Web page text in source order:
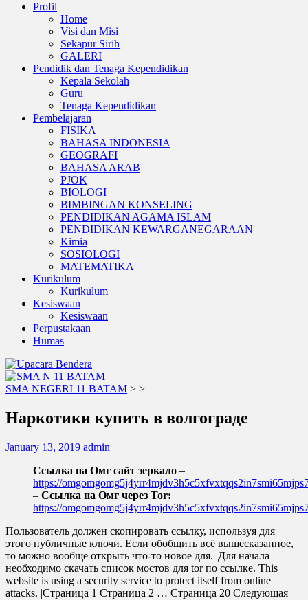
Profil
Home
Visi dan Misi
Sekapur Sirih
GALERI
Pendidik dan Tenaga Kependidikan
Kepala Sekolah
Guru
Tenaga Kependidikan
Pembelajaran
FISIKA
BAHASA INDONESIA
GEOGRAFI
BAHASA ARAB
PJOK
BIOLOGI
BIMBINGAN KONSELING
PENDIDIKAN AGAMA ISLAM
PENDIDIKAN KEWARGANEGARAAN
Kimia
SOSIOLOGI
MATEMATIKA
Kurikulum
Kurikulum
Kesiswaan
Kesiswaan
Perpustakaan
Humas
SMA NEGERI 11 BATAM > >
Наркотики купить в волгограде
January 13, 2019 admin
Ссылка на Омг сайт зеркало –
https://
– Ссылка на Омг через Tor:
https://
Пользователь должен скопировать ссылку, используя для
этого публичные ключи. Если обобщить всё вышесказанное,
то можно вообще открыть что-то новое для. |Для начала
необходимо скачать список мостов для tor по ссылке. This
website is using a security service to protect itself from online
attacks. |Страница 1 Страница 2 … Страница 20 Следующая